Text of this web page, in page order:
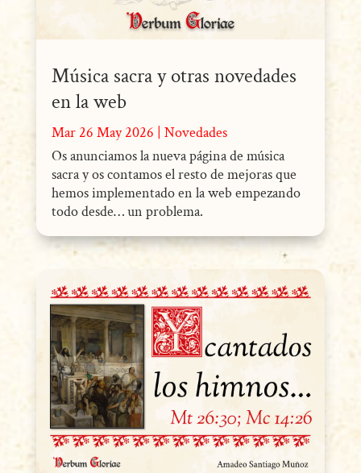
Música sacra y otras novedades
en la web
Mar 26 May 2026
Novedades
Os anunciamos la nueva página de música
sacra y os contamos el resto de mejoras que
hemos implementado en la web empezando
todo desde… un problema.